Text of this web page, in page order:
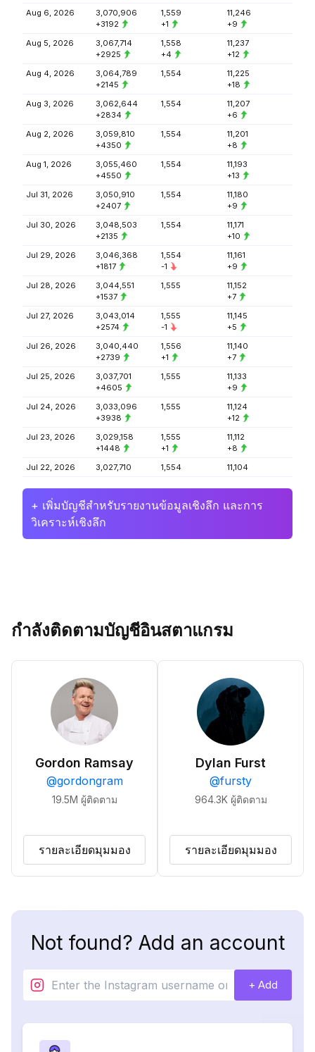
Aug 6, 2026
3,070,906
+3192
1,559
+1
11,246
+9
Aug 5, 2026
3,067,714
+2925
1,558
+4
11,237
+12
Aug 4, 2026
3,064,789
+2145
1,554
11,225
+18
Aug 3, 2026
3,062,644
+2834
1,554
11,207
+6
Aug 2, 2026
3,059,810
+4350
1,554
11,201
+8
Aug 1, 2026
3,055,460
+4550
1,554
11,193
+13
Jul 31, 2026
3,050,910
+2407
1,554
11,180
+9
Jul 30, 2026
3,048,503
+2135
1,554
11,171
+10
Jul 29, 2026
3,046,368
+1817
1,554
-1
11,161
+9
Jul 28, 2026
3,044,551
+1537
1,555
11,152
+7
Jul 27, 2026
3,043,014
+2574
1,555
-1
11,145
+5
Jul 26, 2026
3,040,440
+2739
1,556
+1
11,140
+7
Jul 25, 2026
3,037,701
+4605
1,555
11,133
+9
Jul 24, 2026
3,033,096
+3938
1,555
11,124
+12
Jul 23, 2026
3,029,158
+1448
1,555
+1
11,112
+8
Jul 22, 2026
3,027,710 1,554 11,104
+ เพิ่มบัญชีสำหรับรายงานข้อมูลเชิงลึก และการ
วิเคราะห์เชิงลึก
กำลังติดตามบัญชีอินสตาแกรม
Gordon Ramsay
@gordongram
19.5M ผู้ติดตาม
รายละเอียดมุมมอง
Dylan Furst
@fursty
964.3K ผู้ติดตาม
รายละเอียดมุมมอง
Not found? Add an account
+ Add